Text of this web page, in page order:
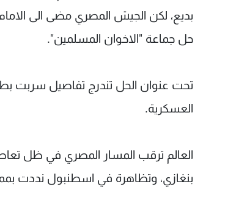
بديع، لكن الجيش المصري مضى الى
حل جماعة "الاخوان المسلمين".
تحت عنوان الحل تندرج تفاصيل سربت
العسكرية.
العالم ترقب المسار المصري في ظل
بنغازي، وتظاهرة في اسطنبول نددت